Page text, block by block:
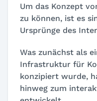
Um das Konzept
zu können, ist es
Ursprünge des
Was zunächst als
Infrastruktur für
konzipiert wurde,
hinweg zum